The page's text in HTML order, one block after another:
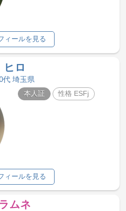
ィールを見る
ヒロ
代 埼玉県
本人証 性格 ESFj
ィールを見る
ラムネ